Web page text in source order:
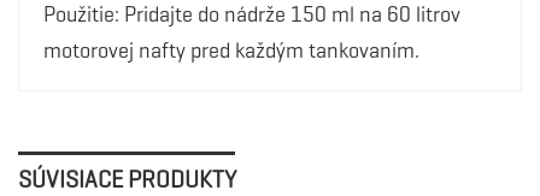
Použitie: Pridajte do nádrže 150 ml na 60 litrov
motorovej nafty pred každým tankovaním.
SÚVISIACE PRODUKTY